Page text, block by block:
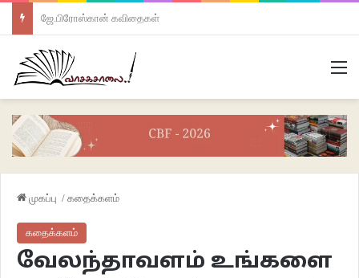
ஜே.பிரோஸ்கான் கவிதைகள்
முகப்பு / கதைக்களம்
கதைக்களம்
வேலந்தாவளம் உங்களை